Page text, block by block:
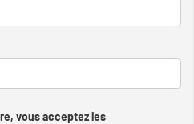
vous acceptez les